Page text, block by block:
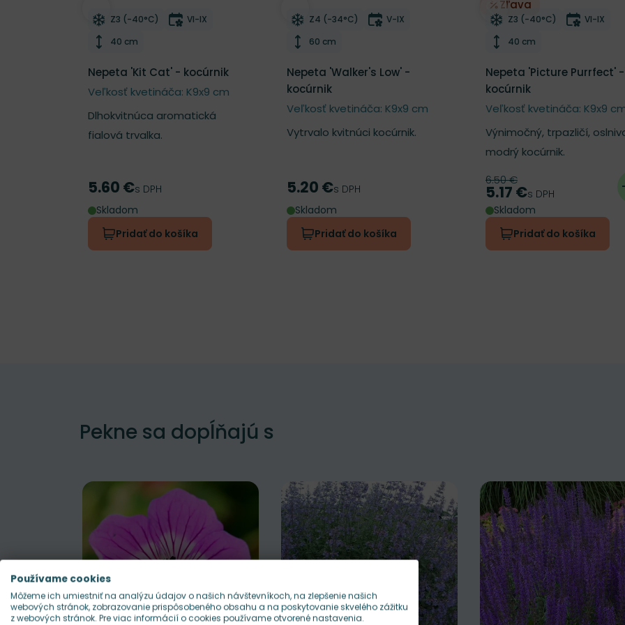
Odober do zoznamu želaní
Mrazuvzdornosť
Z3 (-40°C) Doba kvitnutia
VI-IX
Výška rastliny
40 cm
Nepeta 'Kit Cat' - kocúrnik
Veľkosť kvetináča: K9x9 cm
Dlhokvitnúca aromatická
fialová trvalka.
Cena
5.60 €s DPH
Skladom
Pridať do košíka
Odober do zoznamu želaní
Mrazuvzdornosť
Z4 (-34°C) Doba kvitnutia
V-IX
Výška rastliny
60 cm
Nepeta 'Walker's Low' -
kocúrnik
Veľkosť kvetináča: K9x9 cm
Vytrvalo kvitnúci kocúrnik.
Cena
5.20 €s DPH
Skladom
Pridať do košíka
Zľava
Odober do zoznamu želaní
Mrazuvzdornosť
Z3 (-40°C) Doba
VI-IX
Výška rastliny
40 cm
Nepeta 'Picture Purrfect' -
kocúrnik
Veľkosť kvetináča: K9x9
Výnimočný, trpazličí,
modrý kocúrnik.
Pôvodná cena
6.50 €
Cena
5.17 €s DPH
Skladom
Pridať do košíka
Pekne sa dopĺňajú s
Používame cookies
Môžeme ich umiestniť na analýzu údajov o našich návštevníkoch, na zlepšenie našich
webových stránok, zobrazovanie prispôsobeného obsahu a na poskytovanie skvelého zážitku
z webových stránok. Pre viac informácií o cookies používame otvorené nastavenia.